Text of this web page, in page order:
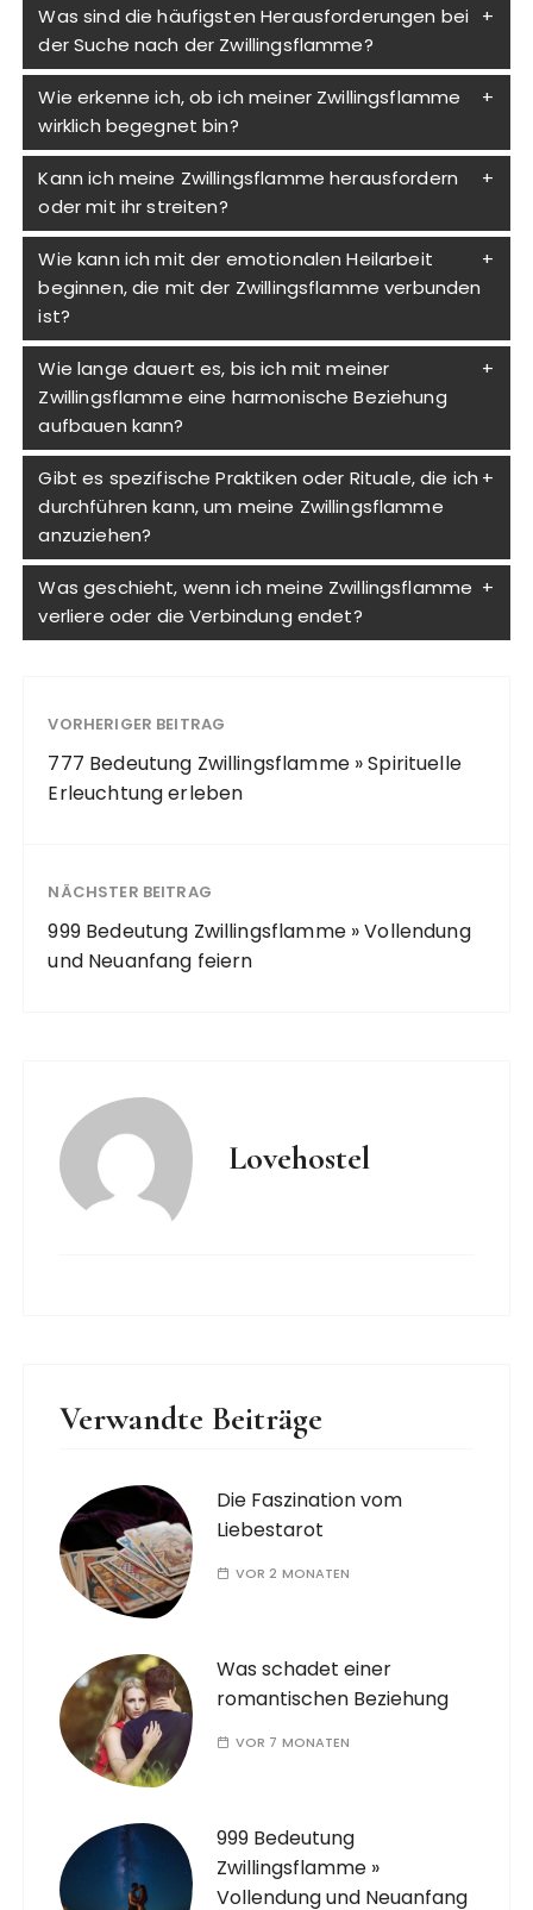
Was sind die häufigsten Herausforderungen bei
der Suche nach der Zwillingsflamme?
Wie erkenne ich, ob ich meiner Zwillingsflamme
wirklich begegnet bin?
Kann ich meine Zwillingsflamme herausfordern
oder mit ihr streiten?
Wie kann ich mit der emotionalen Heilarbeit
beginnen, die mit der Zwillingsflamme verbunden
ist?
Wie lange dauert es, bis ich mit meiner
Zwillingsflamme eine harmonische Beziehung
aufbauen kann?
Gibt es spezifische Praktiken oder Rituale, die ich
durchführen kann, um meine Zwillingsflamme
anzuziehen?
Was geschieht, wenn ich meine Zwillingsflamme
verliere oder die Verbindung endet?
VORHERIGER BEITRAG
777 Bedeutung Zwillingsflamme » Spirituelle
Erleuchtung erleben
NÄCHSTER BEITRAG
999 Bedeutung Zwillingsflamme » Vollendung
und Neuanfang feiern
Lovehostel
Verwandte Beiträge
Die Faszination vom
Liebestarot
VOR 2 MONATEN
Was schadet einer
romantischen Beziehung
VOR 7 MONATEN
999 Bedeutung
Zwillingsflamme »
Vollendung und Neuanfang